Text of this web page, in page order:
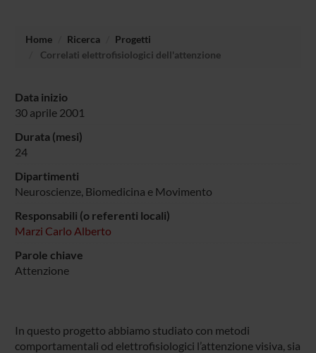
Home Ricerca
Progetti
Correlati elettrofisiologici dell'attenzione
Data inizio
30 aprile 2001
Durata (mesi)
24
Dipartimenti
Neuroscienze, Biomedicina e Movimento
Responsabili (o referenti locali)
Marzi Carlo Alberto
Parole chiave
Attenzione
In questo progetto abbiamo studiato con metodi
comportamentali od elettrofisiologici l’attenzione visiva, sia